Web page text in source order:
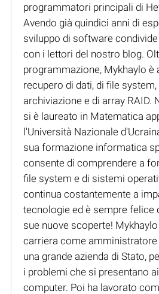
programmatori principali di
Avendo già quindici anni di
sviluppo di software
con i lettori del nostro blog.
programmazione, Mykhaylo è
recupero di dati, di file
archiviazione e di array RAID.
si è laureato in Matematica
l'Università Nazionale
sua formazione informatica
consente di comprendere a
file system e di sistemi
continua costantemente a
tecnologie ed è sempre felice
sue nuove scoperte!
carriera come
una grande azienda di Stato,
i problemi che si presentano
computer. Poi ha lavorato